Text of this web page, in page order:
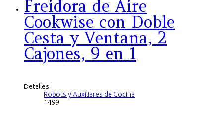
Freidora de Aire
Cookwise con Doble
Cesta y Ventana, 2
Cajones, 9 en 1
Detalles
Robots y Auxiliares de Cocina
1499